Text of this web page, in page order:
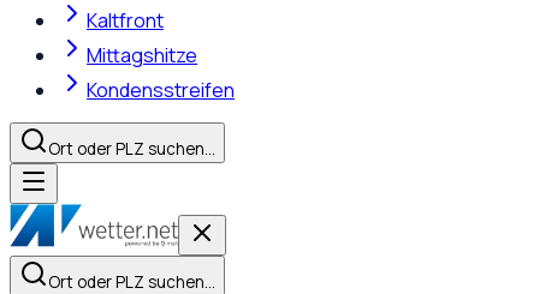
Kaltfront
Mittagshitze
Kondensstreifen
Ort oder PLZ suchen…
Ort oder PLZ suchen…